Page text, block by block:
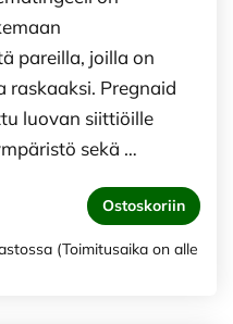
pareilla, joilla on
raskaaksi. Pregnaid
luovan siittiöille
sekä …
Ostoskoriin
(Toimitusaika on alle